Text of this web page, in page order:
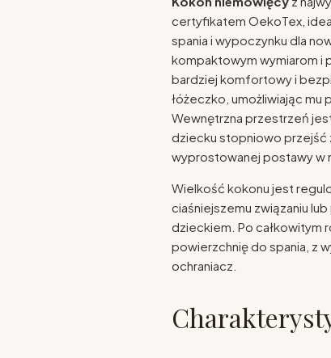
certyfikatem OekoTex,
spania i wypoczynku dla
kompaktowym wymiarom i
bardziej komfortowy i
łóżeczko, umożliwiając mu
Wewnętrzna przestrzeń
dziecku stopniowo przejść
wyprostowanej postawy w
Wielkość kokonu jest
ciaśniejszemu związaniu
dzieckiem. Po całkowitym
powierzchnię do spania, z
ochraniacz.